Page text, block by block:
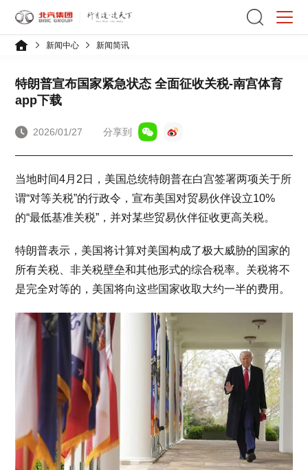
新闻中心 新闻简讯
特朗普宣布国家紧急状态 全面征收关税-南宫体育
app下载
2026/01/27 分享到
当地时间4月2日，美国总统特朗普在白宫签署两项关于所
谓“对等关税”的行政令，宣布美国对贸易伙伴设立10%
的“最低基准关税”，并对某些贸易伙伴征收更高关税。
特朗普表示，美国将计算对美国构成了极大威胁的国家的
所有关税、非关税壁垒和其他形式的综合税率。关税将不
是完全对等的，美国将向这些国家收取大约一半的费用。